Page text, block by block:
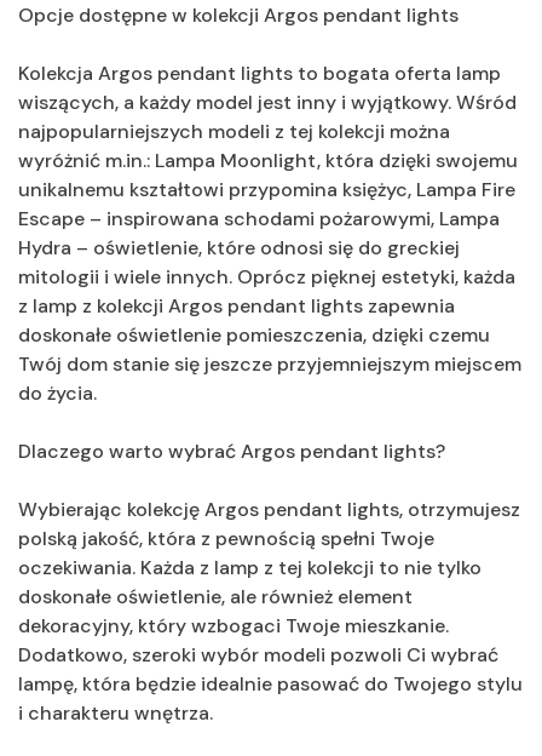
Opcje dostępne w kolekcji Argos pendant lights
Kolekcja Argos pendant lights to bogata oferta lamp
wiszących, a każdy model jest inny i wyjątkowy. Wśród
najpopularniejszych modeli z tej kolekcji można
wyróżnić m.in.: Lampa Moonlight, która dzięki swojemu
unikalnemu kształtowi przypomina księżyc, Lampa Fire
Escape – inspirowana schodami pożarowymi, Lampa
Hydra – oświetlenie, które odnosi się do greckiej
mitologii i wiele innych. Oprócz pięknej estetyki, każda
z lamp z kolekcji Argos pendant lights zapewnia
doskonałe oświetlenie pomieszczenia, dzięki czemu
Twój dom stanie się jeszcze przyjemniejszym miejscem
do życia.
Dlaczego warto wybrać Argos pendant lights?
Wybierając kolekcję Argos pendant lights, otrzymujesz
polską jakość, która z pewnością spełni Twoje
oczekiwania. Każda z lamp z tej kolekcji to nie tylko
doskonałe oświetlenie, ale również element
dekoracyjny, który wzbogaci Twoje mieszkanie.
Dodatkowo, szeroki wybór modeli pozwoli Ci wybrać
lampę, która będzie idealnie pasować do Twojego stylu
i charakteru wnętrza.